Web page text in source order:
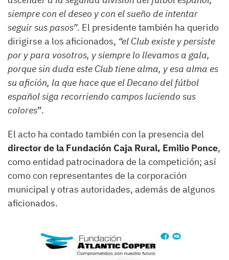
siempre con el deseo y con el sueño de intentar
seguir sus pasos”. El presidente también ha querido
dirigirse a los aficionados, “el Club existe y persiste
por y para vosotros, y siempre lo llevamos a gala,
porque sin duda este Club tiene alma, y esa alma es
su afición, la que hace que el Decano del fútbol
español siga recorriendo campos luciendo sus
colores”.
El acto ha contado también con la presencia del
director de la Fundación Caja Rural, Emilio Ponce,
como entidad patrocinadora de la competición; así
como con representantes de la corporación
municipal y otras autoridades, además de algunos
aficionados.